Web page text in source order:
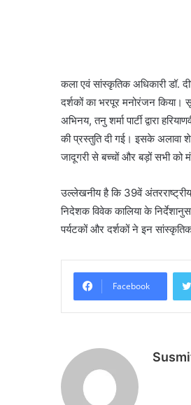
कला एवं सांस्कृतिक अधिकारी डॉ.
दर्शकों का भरपूर मनोरंजन किया।
अभिनय, तनु शर्मा पार्टी द्वारा
की प्रस्तुति दी गई। इसके अलावा
जादूगरी से बच्चों और बड़ों सभी को
उल्लेखनीय है कि 39वें
निदेशक विवेक कालिया के
पर्यटकों और दर्शकों ने इन
Facebook